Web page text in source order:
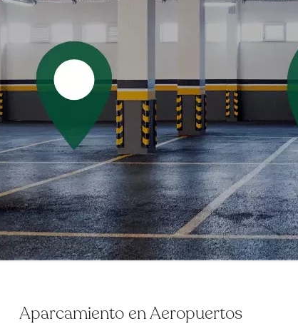
Aparcamiento en Aeropuertos